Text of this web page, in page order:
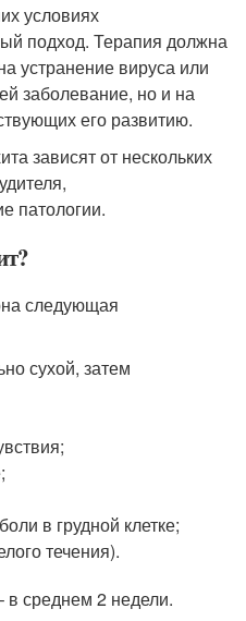
условиях
подход. Терапия должна
устранение вируса или
заболевание, но и на
его развитию.
зависят от нескольких
патологии.
следующая
сухой, затем
в грудной клетке;
течения).
в среднем 2 недели.